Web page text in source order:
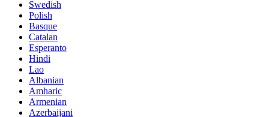
Swedish
Polish
Basque
Catalan
Esperanto
Hindi
Lao
Albanian
Amharic
Armenian
Azerbaijani